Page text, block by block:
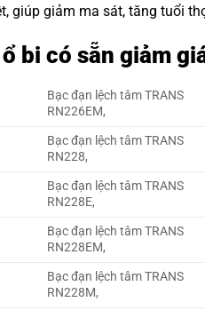
giúp giảm ma sát, tăng tuổi
bi có sẵn giảm
Bạc đạn lệch tâm TRANS
RN226EM,
Bạc đạn lệch tâm TRANS
RN228,
Bạc đạn lệch tâm TRANS
RN228E,
Bạc đạn lệch tâm TRANS
RN228EM,
Bạc đạn lệch tâm TRANS
RN228M,